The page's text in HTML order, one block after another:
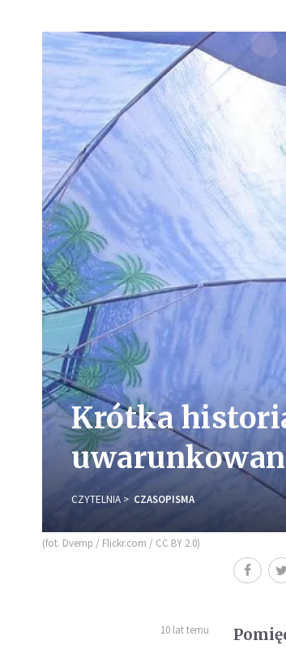
Krótka
CZYTELNIA CZASOPISMA
(fot. Dvemp / Flickr.com / CC BY 2.0)
10 lat temu